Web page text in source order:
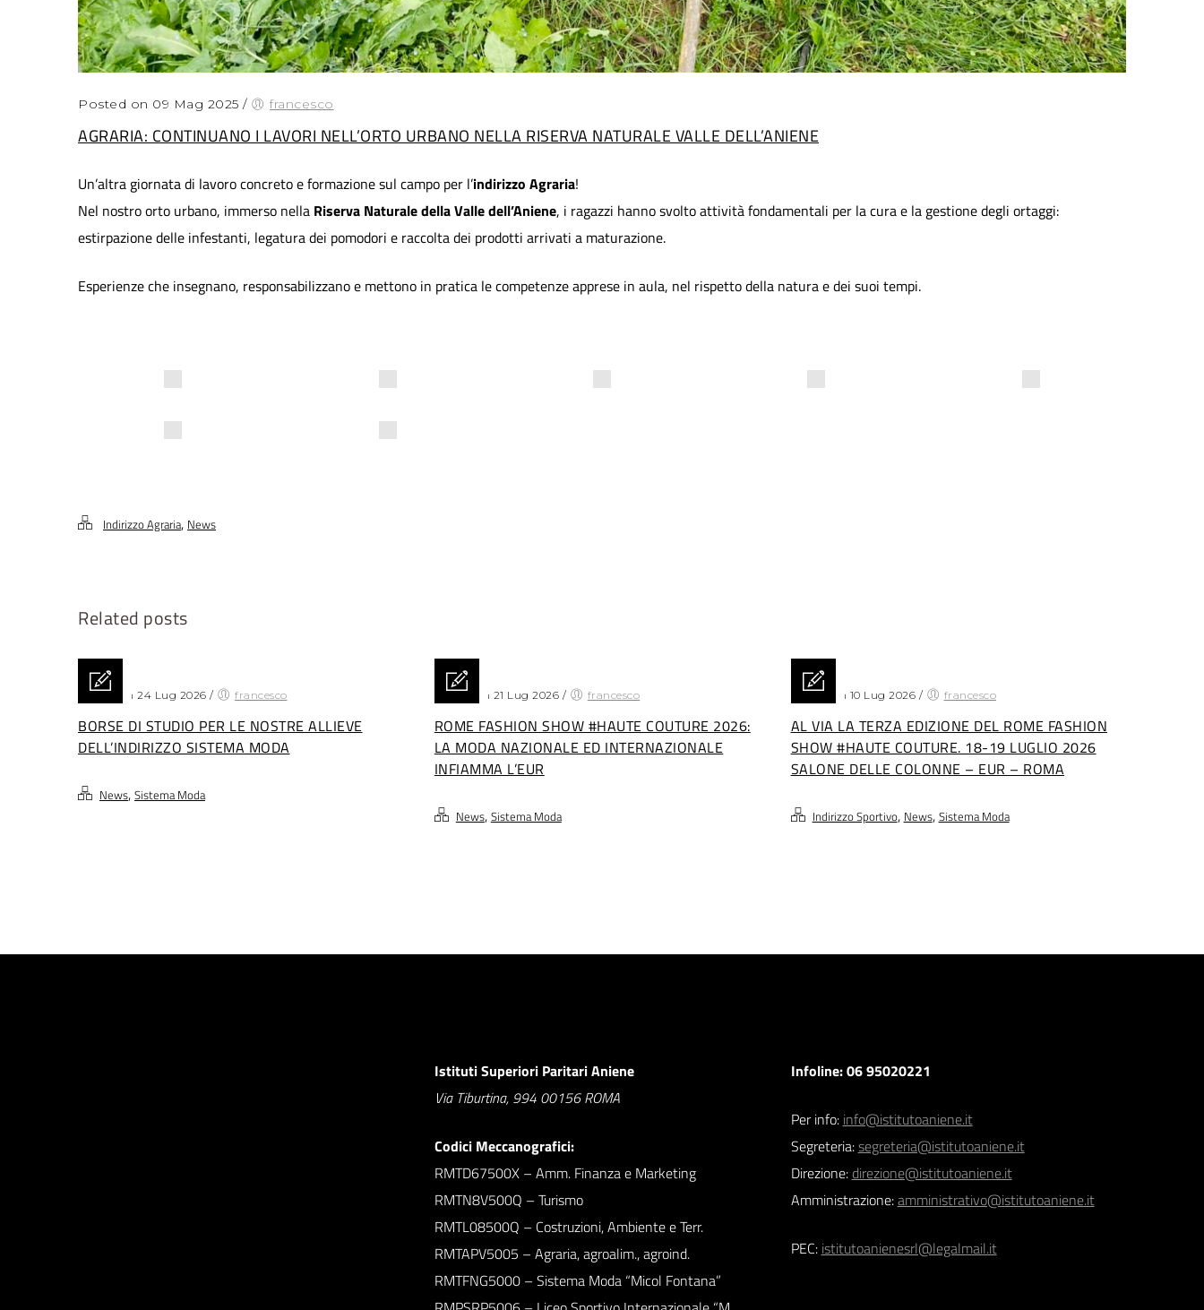
Posted on 09 Mag 2025 / francesco
AGRARIA: CONTINUANO I LAVORI NELL’ORTO URBANO NELLA RISERVA NATURALE VALLE DELL’ANIENE
Un’altra giornata di lavoro concreto e formazione sul campo per l’indirizzo Agraria!
Nel nostro orto urbano, immerso nella Riserva Naturale della Valle dell’Aniene, i ragazzi hanno svolto attività fondamentali per la cura e la gestione degli ortaggi:
estirpazione delle infestanti, legatura dei pomodori e raccolta dei prodotti arrivati a maturazione.
Esperienze che insegnano, responsabilizzano e mettono in pratica le competenze apprese in aula, nel rispetto della natura e dei suoi tempi.
Indirizzo Agraria, News
Related posts
Posted on 24 Lug 2026 / francesco
BORSE DI STUDIO PER LE NOSTRE ALLIEVE
DELL’INDIRIZZO SISTEMA MODA
News, Sistema Moda
Posted on 21 Lug 2026 / francesco
ROME FASHION SHOW #HAUTE COUTURE 2026:
LA MODA NAZIONALE ED INTERNAZIONALE
INFIAMMA L’EUR
News, Sistema Moda
Posted on 10 Lug 2026 / francesco
AL VIA LA TERZA EDIZIONE DEL ROME FASHION
SHOW #HAUTE COUTURE. 18-19 LUGLIO 2026
SALONE DELLE COLONNE – EUR – ROMA
Indirizzo Sportivo, News, Sistema Moda
Istituti Superiori Paritari Aniene
Via Tiburtina, 994 00156 ROMA
Codici Meccanografici:
RMTD67500X – Amm. Finanza e Marketing
RMTN8V500Q – Turismo
RMTL08500Q – Costruzioni, Ambiente e Terr.
RMTAPV5005 – Agraria, agroalim., agroind.
RMTFNG5000 – Sistema Moda “Micol Fontana”
Infoline: 06 95020221
Per info: info@istitutoaniene.it
Segreteria:segreteria@istitutoaniene.it
Direzione: direzione@istitutoaniene.it
Amministrazione:amministrativo@istitutoaniene.it
PEC: istitutoanienesrl@legalmail.it